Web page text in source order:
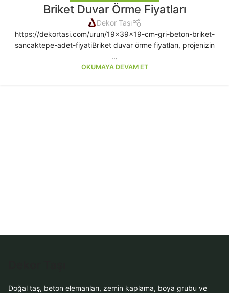
Briket Duvar Örme Fiyatları
Dekor Taşı
https://dekortasi.com/urun/19x39x19-cm-gri-beton-briket-
sancaktepe-adet-fiyatiBriket duvar örme fiyatları, projenizin
...
OKUMAYA DEVAM ET
Doğal taş, beton elemanları, zemin kaplama, boya grubu ve